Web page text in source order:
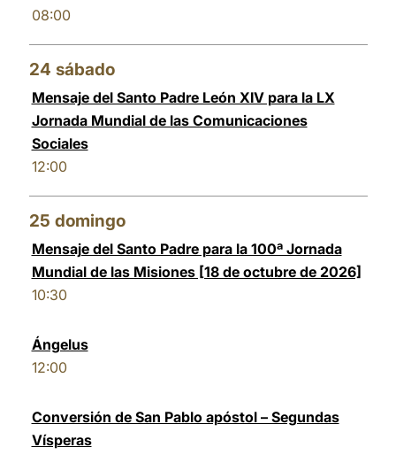
08:00
24 sábado
Mensaje del Santo Padre León XIV para la LX
Jornada Mundial de las Comunicaciones
Sociales
12:00
25 domingo
Mensaje del Santo Padre para la 100ª Jornada
Mundial de las Misiones [18 de octubre de 2026]
10:30
Ángelus
12:00
Conversión de San Pablo apóstol – Segundas
Vísperas